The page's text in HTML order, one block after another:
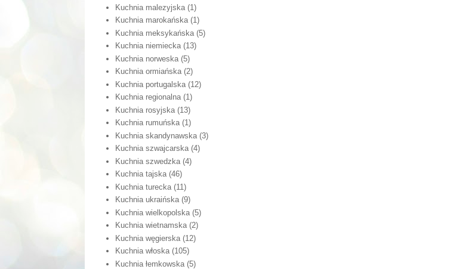
Kuchnia malezyjska (1)
Kuchnia marokańska (1)
Kuchnia meksykańska (5)
Kuchnia niemiecka (13)
Kuchnia norweska (5)
Kuchnia ormiańska (2)
Kuchnia portugalska (12)
Kuchnia regionalna (1)
Kuchnia rosyjska (13)
Kuchnia rumuńska (1)
Kuchnia skandynawska (3)
Kuchnia szwajcarska (4)
Kuchnia szwedzka (4)
Kuchnia tajska (46)
Kuchnia turecka (11)
Kuchnia ukraińska (9)
Kuchnia wielkopolska (5)
Kuchnia wietnamska (2)
Kuchnia węgierska (12)
Kuchnia włoska (105)
Kuchnia łemkowska (5)